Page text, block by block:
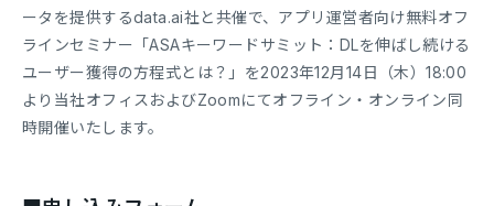
ータを提供するdata.ai社と共催で、アプリ運営者向け無料オフ
ラインセミナー「ASAキーワードサミット：DLを伸ばし続ける
ユーザー獲得の方程式とは？」を2023年12月14日（木）18:00
より当社オフィスおよびZoomにてオフライン・オンライン同
時開催いたします。